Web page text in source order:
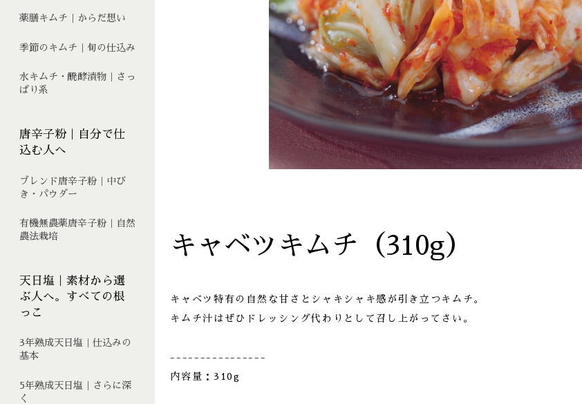
薬膳キムチ｜からだ想い
季節のキムチ｜旬の仕込み
水キムチ・醗酵漬物｜さっ
ぱり系
唐辛子粉｜自分で仕
込む人へ
ブレンド唐辛子粉｜中び
き・パウダー
有機無農薬唐辛子粉｜自然
農法栽培
天日塩｜素材から選
ぶ人へ。すべての根
っこ
3年熟成天日塩｜仕込みの
基本
5年熟成天日塩｜さらに深
く
キャベツキムチ（310g）
キャベツ特有の自然な甘さとシャキシャキ感が引き立つキムチ。
キムチ汁はぜひドレッシング代わりとして召し上がってさい。
----------------
内容量：310g